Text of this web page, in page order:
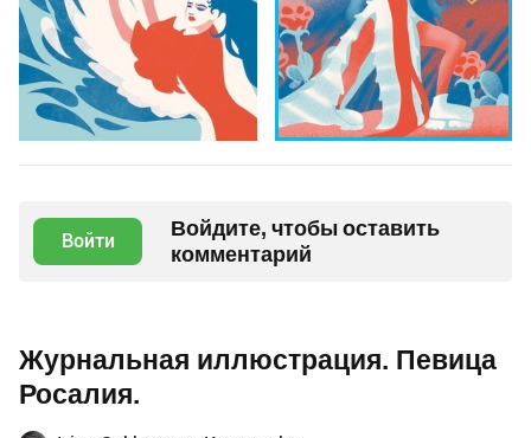
Войти
Войдите, чтобы оставить
комментарий
Журнальная иллюстрация. Певица
Росалия.